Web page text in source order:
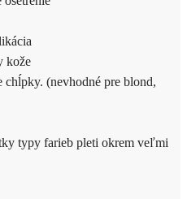
kože
(nevhodné pre blond,
typy farieb pleti okrem veľmi